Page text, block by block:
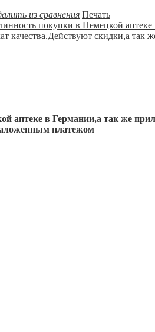
из сравнения Печать
аптеке в Германии,а так же
платежом